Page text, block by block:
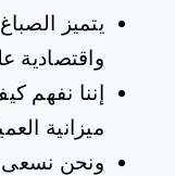
يتميز
واقتصادية
إننا نفهم
ميزانية
ونحن نسعى